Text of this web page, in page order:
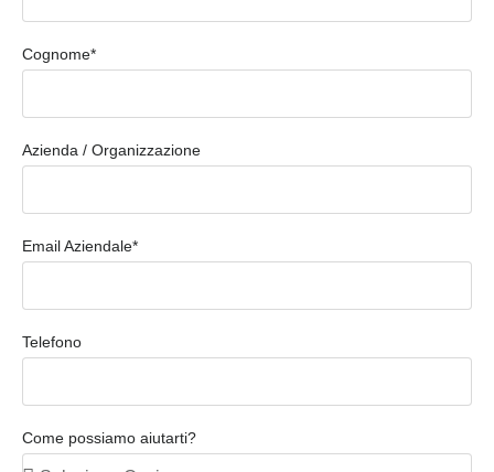
Cognome*
Azienda / Organizzazione
Email Aziendale*
Telefono
Come possiamo aiutarti?